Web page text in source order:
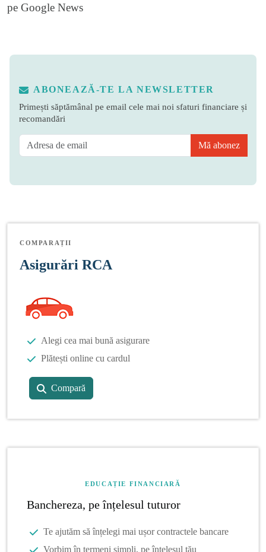
pe Google News
ABONEAZĂ-TE LA NEWSLETTER
Primești săptămânal pe email cele mai noi sfaturi financiare și
recomandări
Mă abonez
COMPARAȚII
Asigurări RCA
Alegi cea mai bună asigurare
Plătești online cu cardul
Compară
EDUCAȚIE FINANCIARĂ
Banchereza, pe înțelesul tuturor
Te ajutăm să înțelegi mai ușor contractele bancare
Vorbim în termeni simpli, pe înțelesul tău